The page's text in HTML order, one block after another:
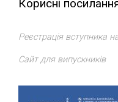
Корисні
Реєстрація вступника
Сайт для випускників